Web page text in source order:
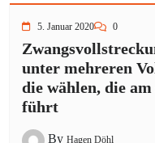
5. Januar 2020 0
unter mehreren
die wählen, die
führt
By Hagen Döhl